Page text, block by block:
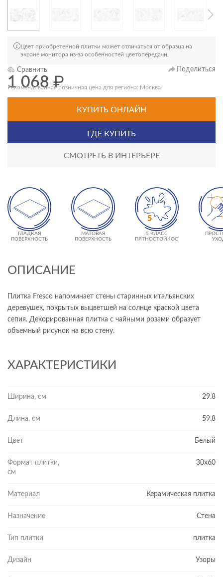
Цвет приобретенной плитки может отличаться от образца на
экране монитора из-за особенностей цветопередачи.
Сравнить Поделиться
1 068₽
Рекомендованная розничная цена для региона: Москва
КУПИТЬ ОНЛАЙН
ГДЕ КУПИТЬ
СМОТРЕТЬ В ИНТЕРЬЕРЕ
ГЛАДКАЯ
ПОВЕРХНОСТЬ
МАТОВАЯ
ПОВЕРХНОСТЬ
5 КЛАСС
ПЯТНОСТОЙКОСТИ
ОПИСАНИЕ
Плитка Fresco напоминает стены старинных итальянских
деревушек, покрытых выцветшей на солнце краской цвета
сепия. Декорированная плитка с чайными розами образует
объемный рисунок на всю стену.
ХАРАКТЕРИСТИКИ
Ширина, см 29.8
Длина, см 59.8
Цвет Белый
Формат плитки,
см
30x60
Материал Керамическая плитка
Назначение Стена
Тип плитки плитка
Дизайн Узоры